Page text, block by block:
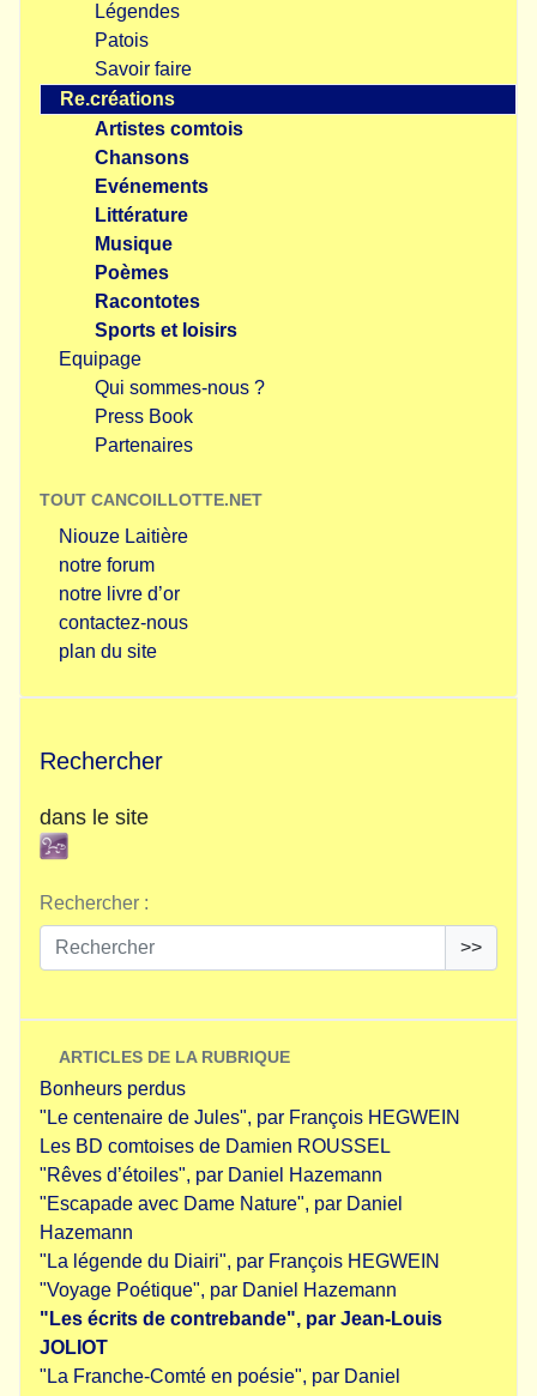
Légendes
Patois
Savoir faire
Re.créations
Artistes comtois
Chansons
Evénements
Littérature
Musique
Poèmes
Racontotes
Sports et loisirs
Equipage
Qui sommes-nous ?
Press Book
Partenaires
TOUT CANCOILLOTTE.NET
Niouze Laitière
notre forum
notre livre d’or
contactez-nous
plan du site
Rechercher
dans le site
Rechercher :
>>
ARTICLES DE LA RUBRIQUE
Bonheurs perdus
"Le centenaire de Jules", par François HEGWEIN
Les BD comtoises de Damien ROUSSEL
"Rêves d’étoiles", par Daniel Hazemann
"Escapade avec Dame Nature", par Daniel
Hazemann
"La légende du Diairi", par François HEGWEIN
"Voyage Poétique", par Daniel Hazemann
"Les écrits de contrebande", par Jean-Louis
JOLIOT
"La Franche-Comté en poésie", par Daniel